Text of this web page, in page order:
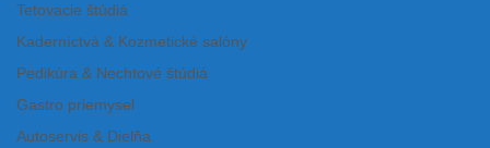
Tetovacie štúdiá
Kaderníctvá & Kozmetické salóny
Pedikúra & Nechtové štúdiá
Gastro priemysel
Autoservis & Dielňa